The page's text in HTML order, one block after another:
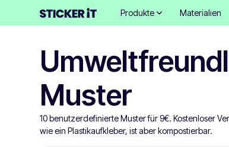
Produkte Materialien
Muster
10 benutzerdefinierte Muster für 9€. Kostenloser
wie ein Plastikaufkleber, ist aber kompostierbar.